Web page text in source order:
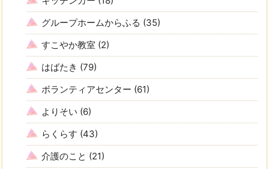
グループホームからふる (35)
すこやか教室 (2)
はばたき (79)
ボランティアセンター (61)
よりそい (6)
らくらす (43)
介護のこと (21)